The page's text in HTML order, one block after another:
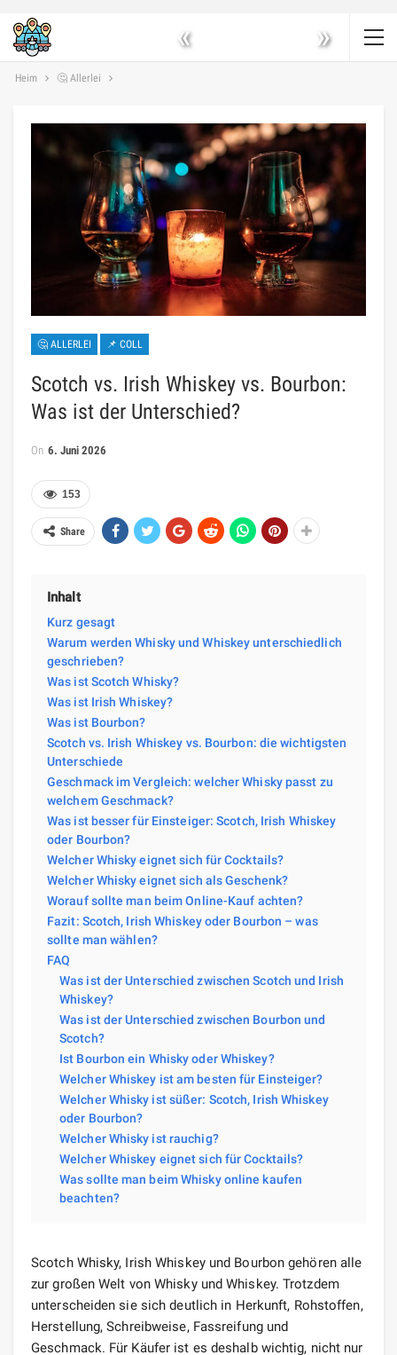
« »
Heim 🤔 Allerlei
🤔 ALLERLEI 📌 COLL
Scotch vs. Irish Whiskey vs. Bourbon:
Was ist der Unterschied?
On 6. Juni 2026
153
Share
Inhalt
Kurz gesagt
Warum werden Whisky und Whiskey unterschiedlich
geschrieben?
Was ist Scotch Whisky?
Was ist Irish Whiskey?
Was ist Bourbon?
Scotch vs. Irish Whiskey vs. Bourbon: die wichtigsten
Unterschiede
Geschmack im Vergleich: welcher Whisky passt zu
welchem Geschmack?
Was ist besser für Einsteiger: Scotch, Irish Whiskey
oder Bourbon?
Welcher Whisky eignet sich für Cocktails?
Welcher Whisky eignet sich als Geschenk?
Worauf sollte man beim Online-Kauf achten?
Fazit: Scotch, Irish Whiskey oder Bourbon – was
sollte man wählen?
FAQ
Was ist der Unterschied zwischen Scotch und Irish
Whiskey?
Was ist der Unterschied zwischen Bourbon und
Scotch?
Ist Bourbon ein Whisky oder Whiskey?
Welcher Whiskey ist am besten für Einsteiger?
Welcher Whisky ist süßer: Scotch, Irish Whiskey
oder Bourbon?
Welcher Whisky ist rauchig?
Welcher Whiskey eignet sich für Cocktails?
Was sollte man beim Whisky online kaufen
beachten?
Scotch Whisky, Irish Whiskey und Bourbon gehören alle
zur großen Welt von Whisky und Whiskey. Trotzdem
unterscheiden sie sich deutlich in Herkunft, Rohstoffen,
Herstellung, Schreibweise, Fassreifung und
Geschmack. Für Käufer ist es deshalb wichtig, nicht nur